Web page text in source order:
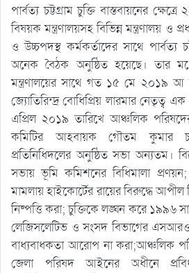
পার্বত্য চট্টগ্রাম চুক্তি বাস্তবায়নের
বিষয়ক মন্ত্রণালয়সহ বিভিন্ন মন্ত্রণালয় ও
ও উচ্চপদস্থ কর্মকর্তাদের সাথে পার্বত্য
অনেক বৈঠক অনুষ্ঠিত হয়েছে। তার
মন্ত্রণালয়ের সাথে গত ১৫ মে ২০১৯ আ
জ্যোতিরিন্দ্র বোধিপ্রিয় লারমার নেতৃত্ব
এপ্রিল ২০১৯ তারিখে আঞ্চলিক
কমিটির আহবায়ক গৌতম কুমার
প্রতিনিধিদলের অনুষ্ঠিত সভা অন্যতম।
সভায় ভূমি কমিশনের বিধিমালা
মামলায় হাইকোর্টের রায়ের বিরুদ্ধে
নিষ্পত্তি করা; চুক্তিকে লঙ্ঘন করে ১৯৯৬
লেজিসলেটিভ ও সংসদ বিভাগের এসআরও
বাধ্যবাধকতা আরোপ না করা;আঞ্চলিক
জেলা পরিষদ আইনের অধীনে